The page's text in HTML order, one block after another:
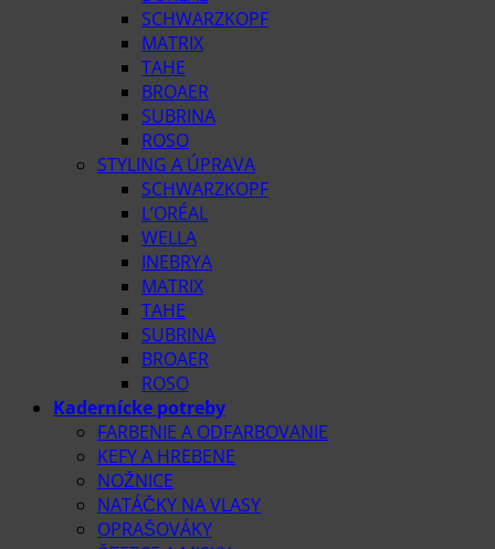
SCHWARZKOPF
MATRIX
TAHE
BROAER
SUBRINA
ROSO
STYLING A ÚPRAVA
SCHWARZKOPF
L’ORÉAL
WELLA
INEBRYA
MATRIX
TAHE
SUBRINA
BROAER
ROSO
Kadernícke potreby
FARBENIE A ODFARBOVANIE
KEFY A HREBENE
NOŽNICE
NATÁČKY NA VLASY
OPRAŠOVÁKY